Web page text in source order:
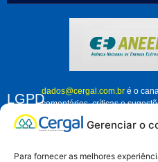
Gerenciar o
Para fornecer as melhores
LGPDdados@cergal.com.bré o
comentários, críticas e
trata. Fique à vontade para
como organização, em